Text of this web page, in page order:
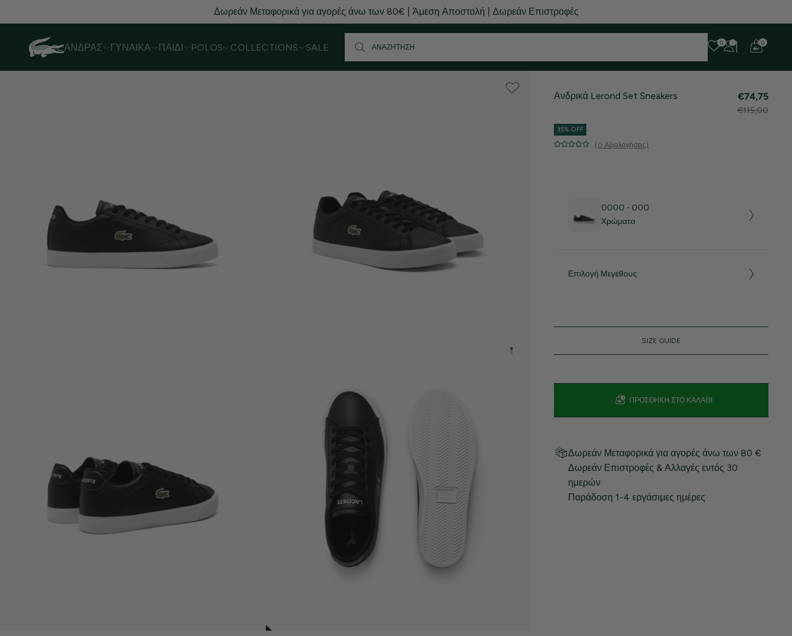
Δωρεάν Μεταφορικά για αγορές άνω των 80€ | Άμεση Αποστολή | Δωρεάν Επιστροφές
ΆΝΔΡΑΣ ΓΥΝΑΊΚΑ ΠΑΙΔΊ POLOS COLLECTIONS SALE 0 0
Ανδρικά Lerond Set Sneakers €74,75
€115,00
35% OFF
(0 Αξιολογήσεις)
0000 - 000
Χρώματα
Επιλογή Μεγέθους
SIZE GUIDE
ΠΡΟΣΘΉΚΗ ΣΤΟ ΚΑΛΆΘΙ
Δωρεάν Μεταφορικά για αγορές άνω των 80 €
Δωρεάν Επιστροφές & Αλλαγές εντός 30
ημερών
Παράδοση 1-4 εργάσιμες ημέρες